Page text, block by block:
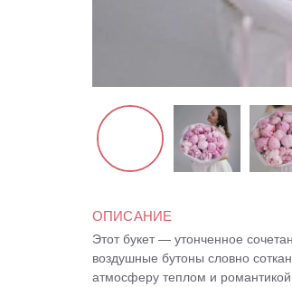
ОПИСАНИЕ
Этот букет — утонченное
воздушные бутоны словно
атмосферу теплом и